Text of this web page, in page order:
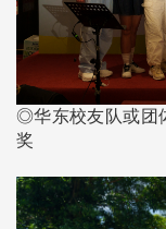
◎华东校友队或团
奖